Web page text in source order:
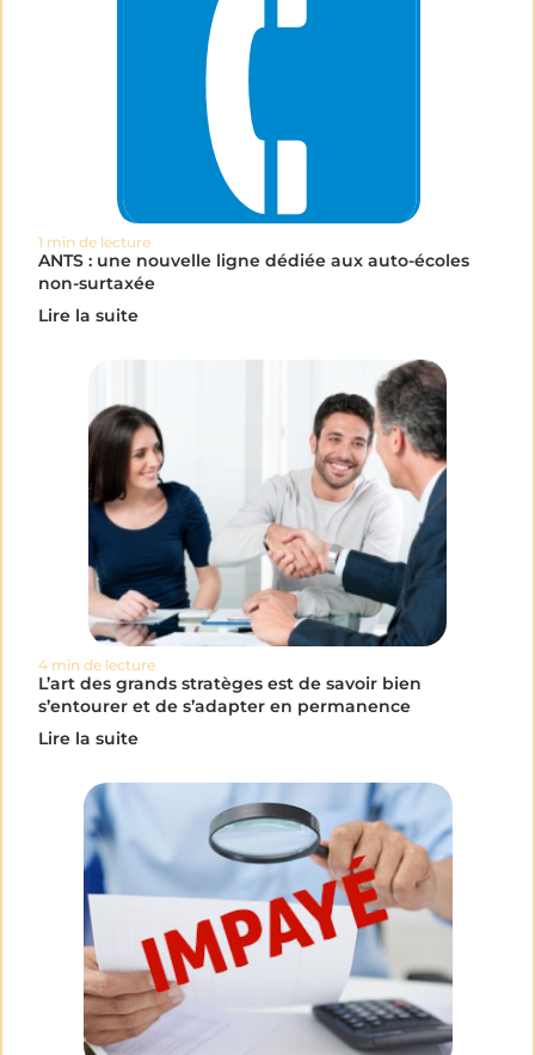
1 min de lecture
ANTS : une nouvelle ligne dédiée aux auto-écoles
non-surtaxée
Lire la suite
4 min de lecture
L’art des grands stratèges est de savoir bien
s’entourer et de s’adapter en permanence
Lire la suite